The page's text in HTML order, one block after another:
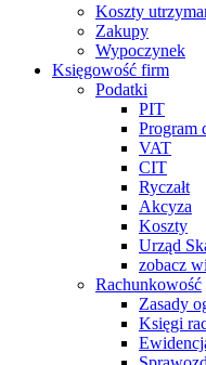
Koszty
Zakupy
Wypoczynek
Księgowość firm
Podatki
PIT
Program
VAT
CIT
Ryczałt
Akcyza
Koszty
Urząd
zobacz
Rachunkowość
Zasady
Księgi